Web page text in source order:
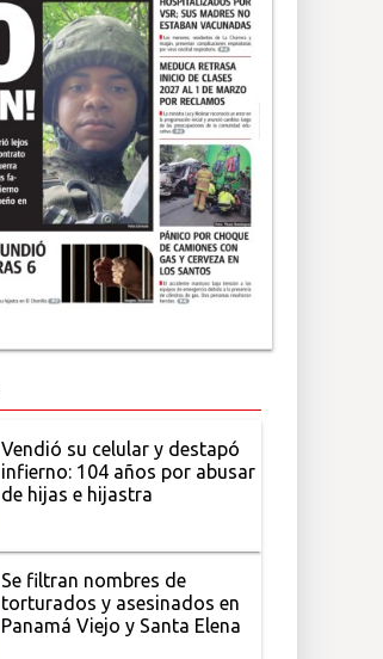
Vendió su celular y destapó
infierno: 104 años por abusar
de hijas e hijastra
Se filtran nombres de
torturados y asesinados en
Panamá Viejo y Santa Elena